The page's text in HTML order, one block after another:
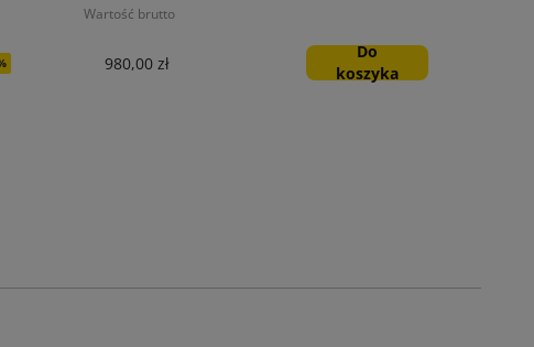
Wartość brutto
980,00 zł
Do
koszyka